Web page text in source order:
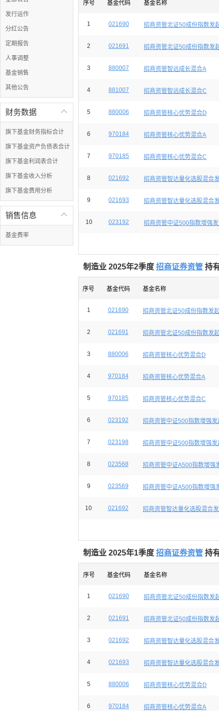
发行运作
分红公告
定期报告
人事调整
基金销售
其他公告

财务数据
旗下基金财务指标合计
旗下基金资产负债表合计
旗下基金利润表合计
旗下基金收入分析
旗下基金费用分析

销售信息
基金费率
序号 基金代码 基金名称
1 021690 招商资管北证50成份指数发
2 021691 招商资管北证50成份指数发
3 880007 招商资管智远成长混合A
4 881007 招商资管智远成长混合C
5 880006 招商资管核心优势混合D
6 970184 招商资管核心优势混合A
7 970185 招商资管核心优势混合C
8 021692 招商资管智达量化选股混合
9 021693 招商资管智达量化选股混合
10 023192 招商资管中证500指数增强
制造业 2025年2季度 招商证券资管 持
序号 基金代码 基金名称
1 021690 招商资管北证50成份指数发
2 021691 招商资管北证50成份指数发
3 880006 招商资管核心优势混合D
4 970184 招商资管核心优势混合A
5 970185 招商资管核心优势混合C
6 023192 招商资管中证500指数增强发
7 023198 招商资管中证500指数增强发
8 023568 招商资管中证A500指数增强
9 023569 招商资管中证A500指数增强
10 021692 招商资管智达量化选股混合
制造业 2025年1季度 招商证券资管 持
序号 基金代码 基金名称
1 021690 招商资管北证50成份指数发
2 021691 招商资管北证50成份指数发
3 021692 招商资管智达量化选股混合
4 021693 招商资管智达量化选股混合
5 880006 招商资管核心优势混合D
6 970184 招商资管核心优势混合A